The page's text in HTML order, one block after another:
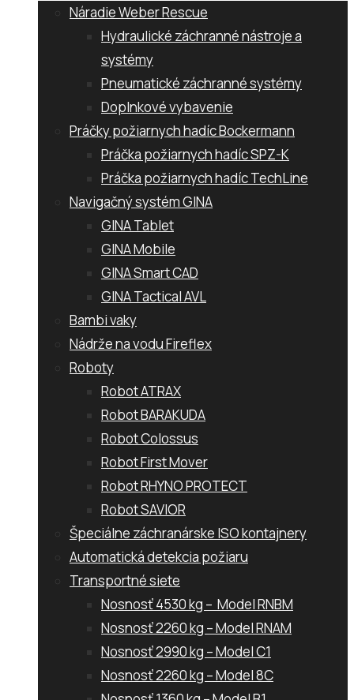
Náradie Weber Rescue
Hydraulické záchranné nástroje a
systémy
Pneumatické záchranné systémy
Doplnkové vybavenie
Práčky požiarnych hadíc Bockermann
Práčka požiarnych hadíc SPZ-K
Práčka požiarnych hadíc TechLine
Navigačný systém GINA
GINA Tablet
GINA Mobile
GINA Smart CAD
GINA Tactical AVL
Bambi vaky
Nádrže na vodu Fireflex
Roboty
Robot ATRAX
Robot BARAKUDA
Robot Colossus
Robot First Mover
Robot RHYNO PROTECT
Robot SAVIOR
Špeciálne záchranárske ISO kontajnery
Automatická detekcia požiaru
Transportné siete
Nosnosť 4530 kg – Model RNBM
Nosnosť 2260 kg – Model RNAM
Nosnosť 2990 kg – Model C1
Nosnosť 2260 kg – Model 8C